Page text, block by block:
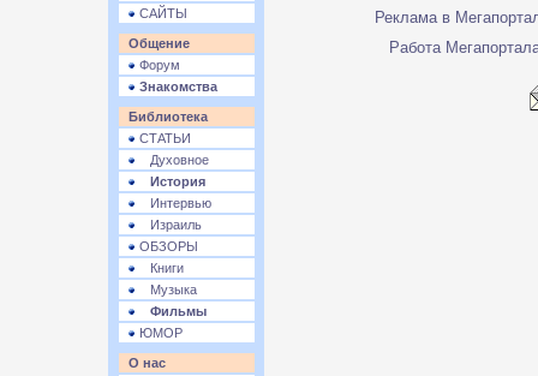
САЙТЫ
Общение
Форум
Знакомства
Библиотека
СТАТЬИ
Духовное
История
Интервью
Израиль
ОБЗОРЫ
Книги
Музыка
Фильмы
ЮМОР
О нас
Реклама в
Работа